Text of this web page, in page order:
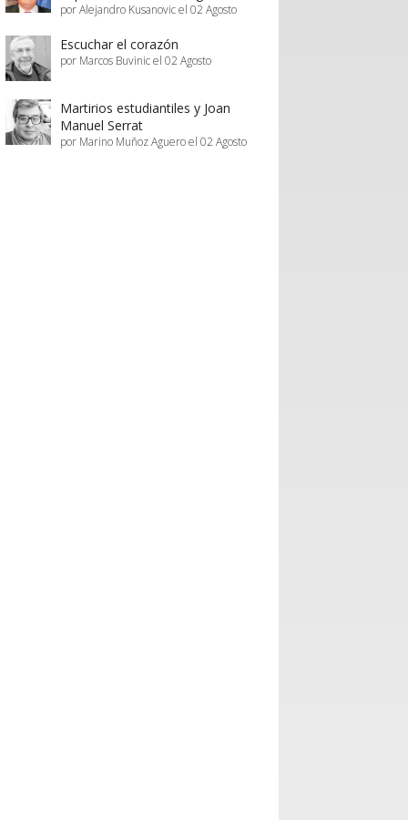
por Alejandro Kusanovic el 02 Agosto
Escuchar el corazón
por Marcos Buvinic el 02 Agosto
Martirios estudiantiles y Joan
Manuel Serrat
por Marino Muñoz Aguero el 02 Agosto